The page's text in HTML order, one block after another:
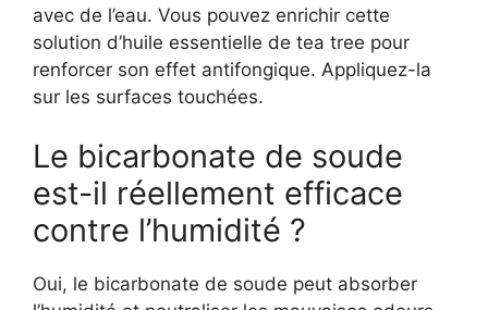
avec de l’eau. Vous pouvez enrichir cette
solution d’huile essentielle de tea tree pour
renforcer son effet antifongique. Appliquez-la
sur les surfaces touchées.
Le bicarbonate de soude
est-il réellement efficace
contre l’humidité ?
Oui, le bicarbonate de soude peut absorber